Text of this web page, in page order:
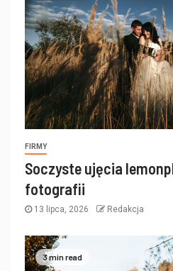
FIRMY
Soczyste ujęcia
fotografii
13 lipca, 2026 Redakcja
3 min read